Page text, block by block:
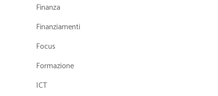
Finanza
Finanziamenti
Focus
Formazione
ICT